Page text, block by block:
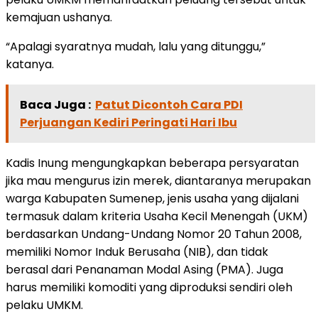
kemajuan ushanya.
“Apalagi syaratnya mudah, lalu yang ditunggu,”
katanya.
Baca Juga : Patut Dicontoh Cara PDI
Perjuangan Kediri Peringati Hari Ibu
Kadis Inung mengungkapkan beberapa persyaratan
jika mau mengurus izin merek, diantaranya merupakan
warga Kabupaten Sumenep, jenis usaha yang dijalani
termasuk dalam kriteria Usaha Kecil Menengah (UKM)
berdasarkan Undang-Undang Nomor 20 Tahun 2008,
memiliki Nomor Induk Berusaha (NIB), dan tidak
berasal dari Penanaman Modal Asing (PMA). Juga
harus memiliki komoditi yang diproduksi sendiri oleh
pelaku UMKM.